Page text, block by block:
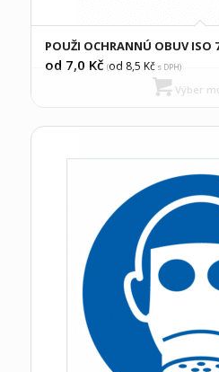
POUŽI OCHRANNÚ OBUV ISO
od 7,0 Kč (od 8,5 Kčs DPH)
Výber